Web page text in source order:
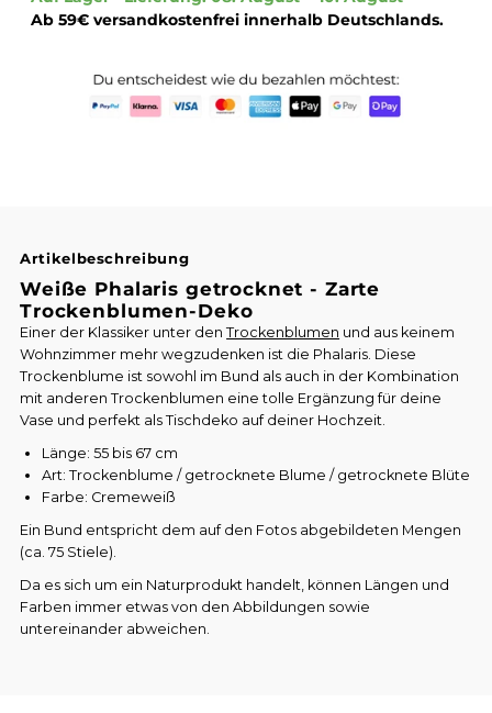
|
für
|
Ab 59€ versandkostenfrei innerhalb Deutschlands.
Artikelbeschreibung
Weiße Phalaris getrocknet - Zarte
Trockenblumen-Deko
Einer der Klassiker unter denTrockenblumen und aus keinem
Wohnzimmer mehr wegzudenken ist die Phalaris. Diese
Trockenblume ist sowohl im Bund als auch in der Kombination
mit anderen Trockenblumen eine tolle Ergänzung für deine
Vase und perfekt als Tischdeko auf deiner Hochzeit.
Länge: 55 bis 67 cm
Art: Trockenblume / getrocknete Blume / getrocknete Blüte
Farbe: Cremeweiß
Ein Bund entspricht dem auf den Fotos abgebildeten Mengen
(ca. 75 Stiele).
Da es sich um ein Naturprodukt handelt, können Längen und
Farben immer etwas von den Abbildungen sowie
untereinander abweichen.